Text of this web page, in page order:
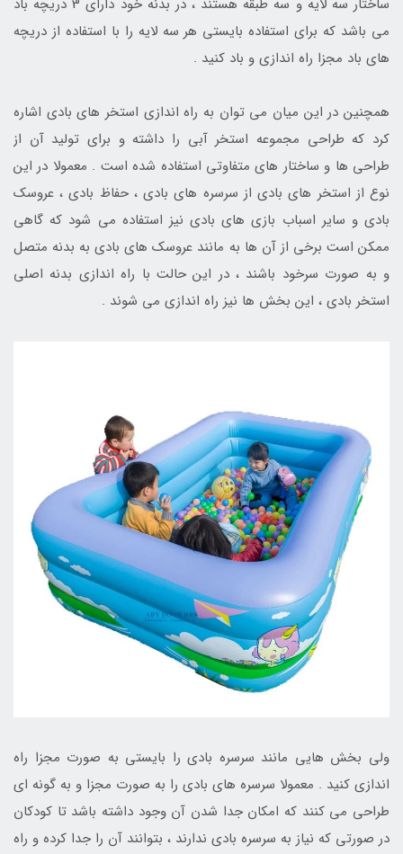
ساختار سه لایه و سه طبقه هستند ، در بدنه خود دارای 3 دریچه باد
می باشد که برای استفاده بایستی هر سه لایه را با استفاده از دریچه
های باد مجزا راه اندازی و باد کنید .
همچنین در این میان می توان به راه اندازی استخر های بادی اشاره
کرد که طراحی مجموعه استخر آبی را داشته و برای تولید آن از
طراحی ها و ساختار های متفاوتی استفاده شده است . معمولا در این
نوع از استخر های بادی از سرسره های بادی ، حفاظ بادی ، عروسک
بادی و سایر اسباب بازی های بادی نیز استفاده می شود که گاهی
ممکن است برخی از آن ها به مانند عروسک های بادی به بدنه متصل
و به صورت سرخود باشند ، در این حالت با راه اندازی بدنه اصلی
استخر بادی ، این بخش ها نیز راه اندازی می شوند .
ولی بخش هایی مانند سرسره بادی را بایستی به صورت مجزا راه
اندازی کنید . معمولا سرسره های بادی را به صورت مجزا و به گونه ای
طراحی می کنند که امکان جدا شدن آن وجود داشته باشد تا کودکان
در صورتی که نیاز به سرسره بادی ندارند ، بتوانند آن را جدا کرده و راه